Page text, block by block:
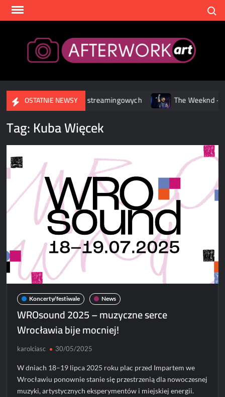
Skip
OSTATNIE NEWSY
już w serwisach streamingowych The Weeknd –
Tag:Kuba Więcek
Koncerty/festiwale News
WROsound 2025 – muzyczne serce
Wrocławia bije mocniej!
karolciasc 30/05/2025
W dniach 18–19 lipca 2025 roku plac przed Impartem we
Wrocławiu ponownie stanie się przestrzenią dla nowoczesnej
muzyki, artystycznych eksperymentów i miejskiej energii.